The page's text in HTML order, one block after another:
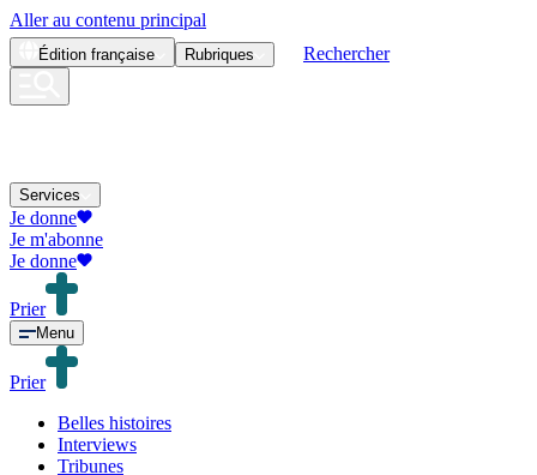
Aller au contenu principal
Édition française Rubriques Rechercher
Services
Je donne
Je m'abonne
Je donne
Prier
Menu
Prier
Belles histoires
Interviews
Tribunes